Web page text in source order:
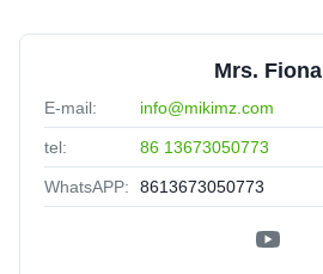
Mrs. Fiona
E-mail: info@mikimz.com
tel: 86 13673050773
WhatsAPP: 8613673050773